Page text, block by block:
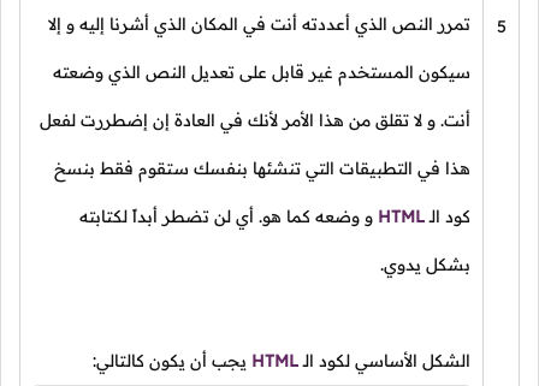
5 تمرر النص الذي أعددته أنت في المكان الذي أشرنا إليه و إلا
سيكون المستخدم غير قابل على تعديل النص الذي وضعته
أنت. و لا تقلق من هذا الأمر لأنك في العادة إن إضطررت لفعل
هذا في التطبيقات التي تنشئها بنفسك ستقوم فقط بنسخ
كود الـHTML و وضعه كما هو. أي لن تضطر أبداً لكتابته
بشكل يدوي.
الشكل الأساسي لكود الـHTML يجب أن يكون كالتالي: